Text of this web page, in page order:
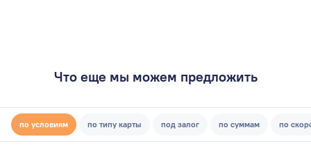
Что еще мы можем предложить
по условиям по типу карты под залог по суммам по